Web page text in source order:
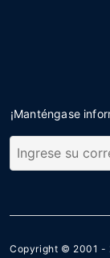
¡Manténgase
Copyright © 2001 -